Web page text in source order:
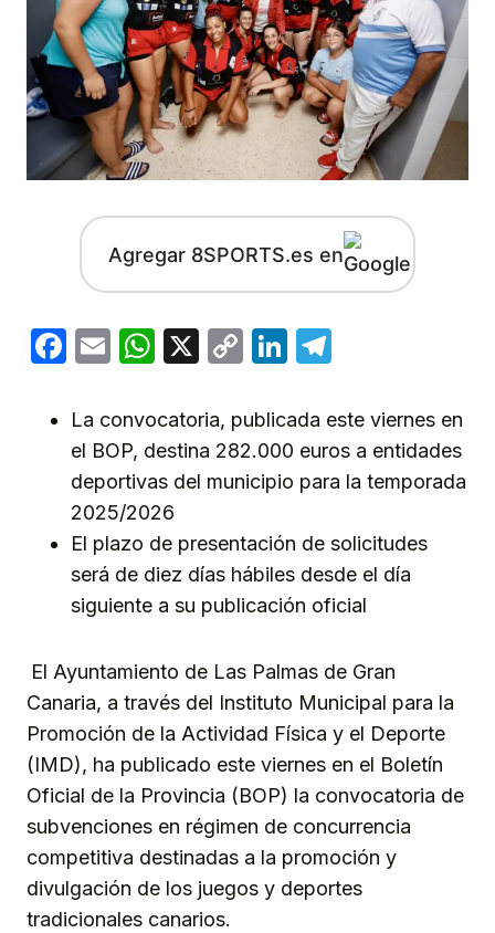
Agregar 8SPORTS.es en
Facebook
EmailWhatsApp
X
CopyLinkedIn
La convocatoria, publicada este viernes en
el BOP, destina 282.000 euros a entidades
deportivas del municipio para la temporada
2025/2026
El plazo de presentación de solicitudes
será de diez días hábiles desde el día
siguiente a su publicación oficial
El Ayuntamiento de Las Palmas de Gran
Canaria, a través del Instituto Municipal para la
Promoción de la Actividad Física y el Deporte
(IMD), ha publicado este viernes en el Boletín
Oficial de la Provincia (BOP) la convocatoria de
subvenciones en régimen de concurrencia
competitiva destinadas a la promoción y
divulgación de los juegos y deportes
tradicionales canarios.